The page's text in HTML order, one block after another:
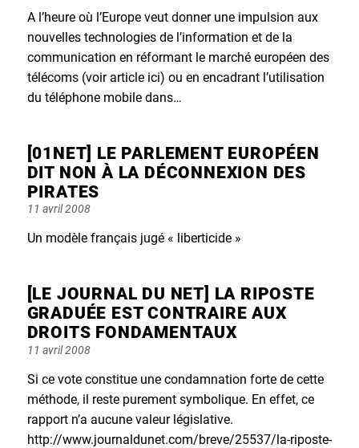
on
A l’heure où l’Europe veut donner une impulsion aux
nouvelles technologies de l’information et de la
communication en réformant le marché européen des
télécoms (voir article ici) ou en encadrant l’utilisation
du téléphone mobile dans…
[01NET] LE PARLEMENT EUROPÉEN
DIT NON À LA DÉCONNEXION DES
PIRATES
Posted
on
11 avril 2008
Un modèle français jugé « liberticide »
[LE JOURNAL DU NET] LA RIPOSTE
GRADUÉE EST CONTRAIRE AUX
DROITS FONDAMENTAUX
Posted
on
11 avril 2008
Si ce vote constitue une condamnation forte de cette
méthode, il reste purement symbolique. En effet, ce
rapport n’a aucune valeur législative.
http://www.journaldunet.com/breve/25537/la-riposte-